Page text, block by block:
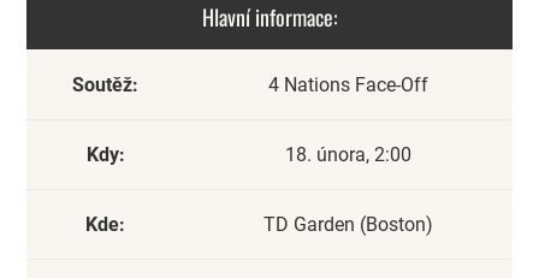
Hlavní informace:
Soutěž: 4 Nations Face-Off
Kdy: 18. února, 2:00
Kde: TD Garden (Boston)